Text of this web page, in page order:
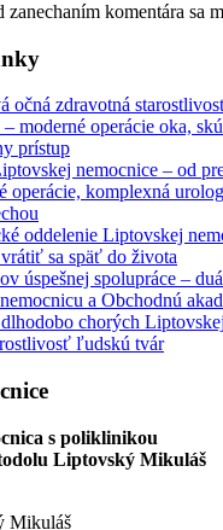
zanechaním komentára sa
očná zdravotná
moderné operácie oka,
prístup
nemocnice – od
operácie, komplexná
oddelenie Liptovskej
sa späť do života
úspešnej spolupráce –
a Obchodnú
chorých
ľudskú tvár
s poliklinikou
Liptovský Mikuláš
Mikuláš